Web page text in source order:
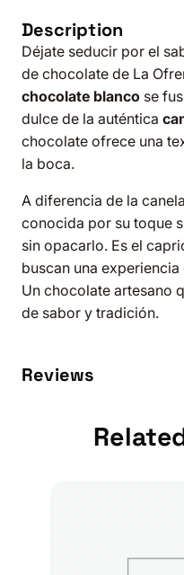
S
T
I
C
C
A
N
E
A
E
L
Description
Déjate seducir por el
de chocolate de La
chocolate blanco se
dulce de la auténtica
chocolate ofrece una
la boca.
A diferencia de la
conocida por su toque
sin opacarlo. Es el
buscan una
Un chocolate artesano
de sabor y tradición.
Reviews